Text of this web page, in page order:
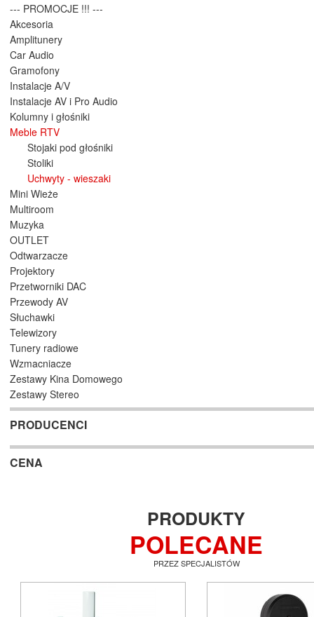
--- PROMOCJE !!! ---
Akcesoria
Amplitunery
Car Audio
Gramofony
Instalacje A/V
Instalacje AV i Pro Audio
Kolumny i głośniki
Meble RTV
Stojaki pod głośniki
Stoliki
Uchwyty - wieszaki
Mini Wieże
Multiroom
Muzyka
OUTLET
Odtwarzacze
Projektory
Przetworniki DAC
Przewody AV
Słuchawki
Telewizory
Tunery radiowe
Wzmacniacze
Zestawy Kina Domowego
Zestawy Stereo
PRODUCENCI
CENA
PRODUKTY
POLECANE
PRZEZ SPECJALISTÓW